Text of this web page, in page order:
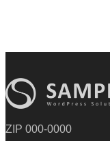
ZIP 000-0000